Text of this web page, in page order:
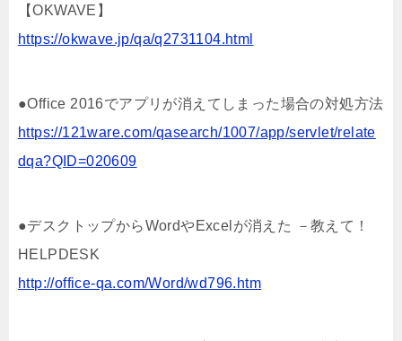
【OKWAVE】
https://okwave.jp/qa/q2731104.html
●Office 2016でアプリが消えてしまった場合の対処方法
https://121ware.com/qasearch/1007/app/servlet/relate
dqa?QID=020609
●デスクトップからWordやExcelが消えた －教えて！
HELPDESK
http://office-qa.com/Word/wd796.htm